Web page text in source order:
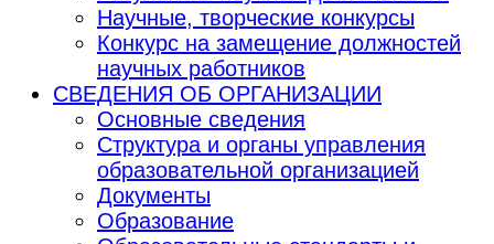
Научные, творческие конкурсы
Конкурс на замещение должностей
научных работников
СВЕДЕНИЯ ОБ ОРГАНИЗАЦИИ
Основные сведения
Структура и органы управления
образовательной организацией
Документы
Образование